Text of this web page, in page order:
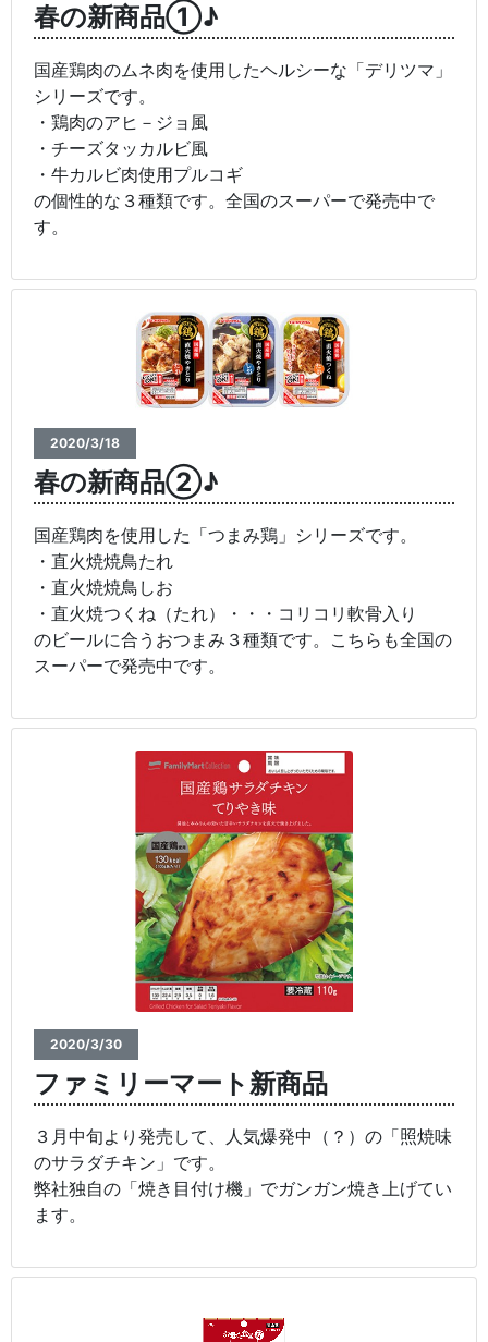
春の新商品①♪
国産鶏肉のムネ肉を使用したヘルシーな「デリツマ」
シリーズです。
・鶏肉のアヒ－ジョ風
・チーズタッカルビ風
・牛カルビ肉使用プルコギ
の個性的な３種類です。全国のスーパーで発売中で
す。
2020/3/18
春の新商品②♪
国産鶏肉を使用した「つまみ鶏」シリーズです。
・直火焼焼鳥たれ
・直火焼焼鳥しお
・直火焼つくね（たれ）・・・コリコリ軟骨入り
のビールに合うおつまみ３種類です。こちらも全国の
スーパーで発売中です。
2020/3/30
ファミリーマート新商品
３月中旬より発売して、人気爆発中（？）の「照焼味
のサラダチキン」です。
弊社独自の「焼き目付け機」でガンガン焼き上げてい
ます。